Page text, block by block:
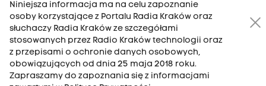
RADIO KRAKÓW SA. Aleja Juliusza Słowackiego 22, 30-007
Kraków
Antena: 12 200 33 33
Niniejsza informacja ma na celu zapoznanie
osoby korzystające z Portalu Radia Kraków oraz
słuchaczy Radia Kraków ze szczegółami
stosowanych przez Radio Kraków technologii oraz
z przepisami o ochronie danych osobowych,
obowiązujących od dnia 25 maja 2018 roku.
Zapraszamy do zapoznania się z informacjami